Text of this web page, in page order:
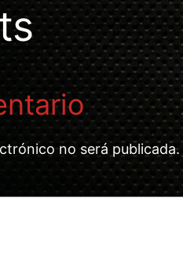
no será publicada.